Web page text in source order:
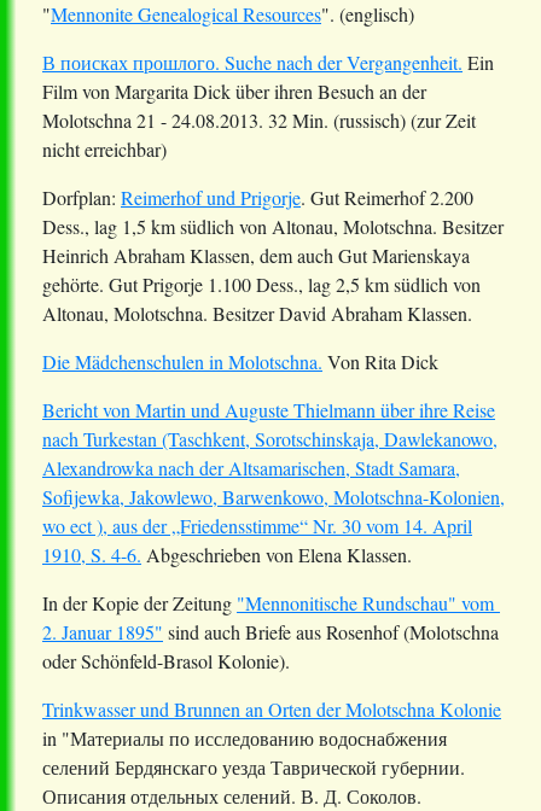
"Mennonite Genealogical Resources". (englisch)
В поисках прошлого. Suche nach der Vergangenheit. Ein
Film von Margarita Dick über ihren Besuch an der
Molotschna 21 - 24.08.2013. 32 Min. (russisch)(zur Zeit
nicht erreichbar)
Dorfplan: Reimerhof und Prigorje. Gut Reimerhof 2.200
Dess., lag 1,5 km südlich von Altonau, Molotschna. Besitzer
Heinrich Abraham Klassen, dem auch Gut Marienskaya
gehörte. Gut Prigorje 1.100 Dess., lag 2,5 km südlich von
Altonau, Molotschna. Besitzer David Abraham Klassen.
Die Mädchenschulen in Molotschna. Von Rita Dick
Bericht von Martin und Auguste Thielmann über ihre Reise
nach Turkestan (Taschkent, Sorotschinskaja, Dawlekanowo,
Alexandrowka nach der Altsamarischen, Stadt Samara,
Sofijewka, Jakowlewo, Barwenkowo, Molotschna-Kolonien,
wo ect ), aus der „Friedensstimme“ Nr. 30 vom 14. April
1910, S. 4-6. Abgeschrieben von Elena Klassen.
In der Kopie der Zeitung "Mennonitische Rundschau" vom
2. Januar 1895" sind auch Briefe aus Rosenhof (Molotschna
oder Schönfeld-Brasol Kolonie).
Trinkwasser und Brunnen an Orten der Molotschna Kolonie
in "Материалы по исследованию водоснабжения
селений Бердянскаго уезда Таврической губернии.
Описания отдельных селений. В. Д. Соколов.